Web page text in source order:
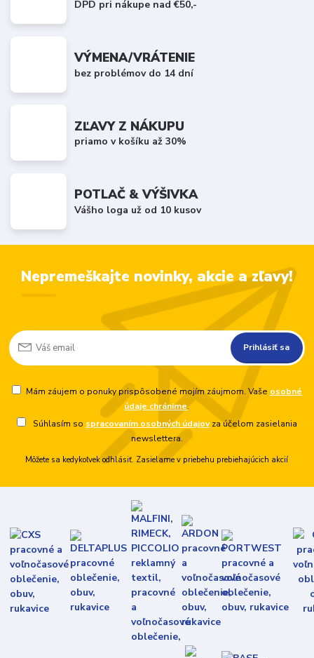
DPD pri nákupe nad €50,-
VÝMENA/VRÁTENIE
bez problémov do 14 dní
ZĽAVY Z NÁKUPU
priamo v košíku až 30%
POTLAČ & VÝŠIVKA
Vášho loga už od 10 kusov
Nepremeškajte novinky, akcie a zľavy!
Prihlásiť sa
Mám záujem o ponuky prispôsobené mojím záujmom. Vaše osobné
údaje chránime.
Súhlasím so spracovaním osobných údajovza účelom zasielania
newslettera.
Môžete sa kedykoľvek odhlásiť. Zasielame v priebehu prebiehajúcich akcií